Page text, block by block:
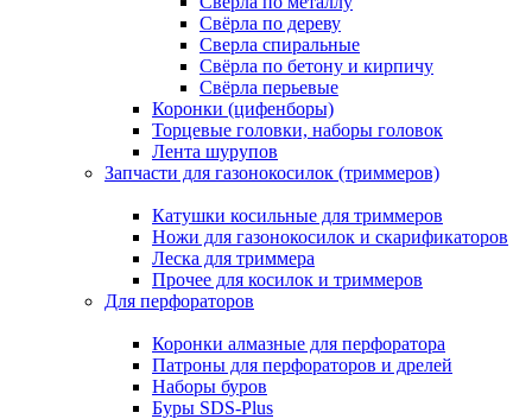
Свёрла по дереву
Сверла спиральные
Свёрла по бетону и кирпичу
Свёрла перьевые
Коронки (цифенборы)
Торцевые головки, наборы головок
Лента шурупов
Запчасти для газонокосилок (триммеров)
Катушки косильные для триммеров
Ножи для газонокосилок и скарификаторов
Леска для триммера
Прочее для косилок и триммеров
Для перфораторов
Коронки алмазные для перфоратора
Патроны для перфораторов и дрелей
Наборы буров
Буры SDS-Plus